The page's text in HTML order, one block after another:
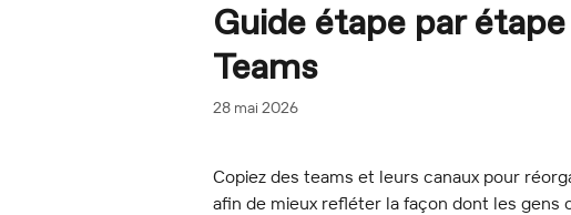
Guide étape par
Teams
28 mai 2026
Copiez des teams et leurs canaux pour
afin de mieux refléter la façon dont les